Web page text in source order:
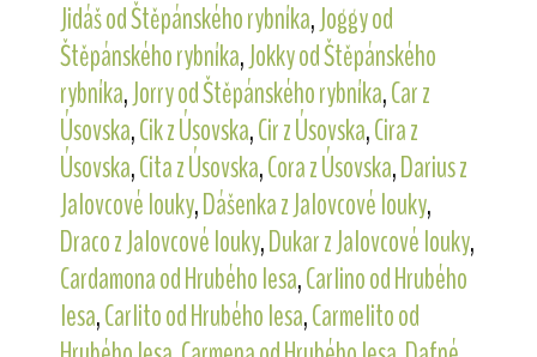
Jidáš od Štěpánského rybníka,Joggy od
Štěpánského rybníka,Jokky od Štěpánského
rybníka,Jorry od Štěpánského rybníka,Car z
Úsovska,Cik z Úsovska,Cir z Úsovska,Cira z
Úsovska,Cita z Úsovska,Cora z Úsovska,Darius z
Jalovcové louky,Dášenka z Jalovcové louky,
Draco z Jalovcové louky,Dukar z Jalovcové louky,
Cardamona od Hrubého lesa,Carlino od Hrubého
lesa,Carlito od Hrubého lesa,Carmelito od